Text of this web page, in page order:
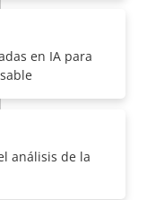
–
en IA para
análisis de la